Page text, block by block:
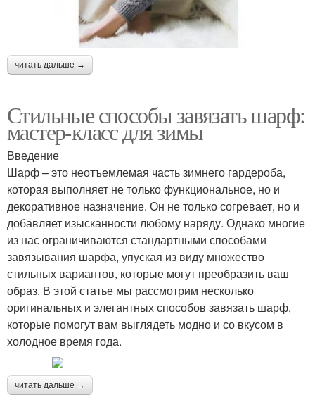
читать дальше →
Стильные способы завязать шарф:
мастер-класс для зимы
Введение
Шарф – это неотъемлемая часть зимнего гардероба,
которая выполняет не только функциональное, но и
декоративное назначение. Он не только согревает, но и
добавляет изысканности любому наряду. Однако многие
из нас ограничиваются стандартными способами
завязывания шарфа, упуская из виду множество
стильных вариантов, которые могут преобразить ваш
образ. В этой статье мы рассмотрим несколько
оригинальных и элегантных способов завязать шарф,
которые помогут вам выглядеть модно и со вкусом в
холодное время года.
читать дальше →